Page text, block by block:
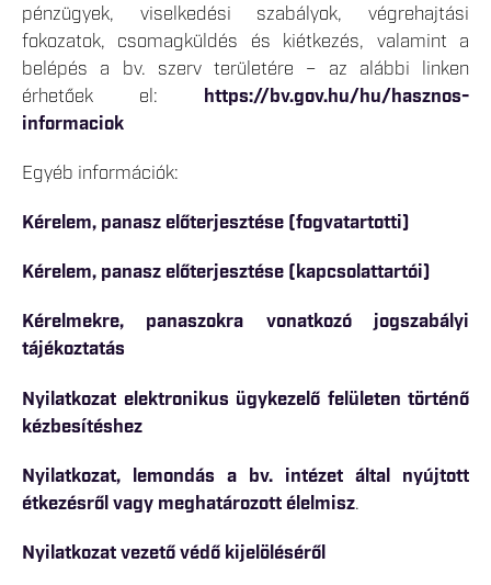
pénzügyek, viselkedési szabályok, végrehajtási
fokozatok, csomagküldés és kiétkezés, valamint a
belépés a bv. szerv területére – az alábbi linken
érhetőek el: https://bv.gov.hu/hu/hasznos-
informaciok
Egyéb információk:
Kérelem, panasz előterjesztése (fogvatartotti)
Kérelem, panasz előterjesztése (kapcsolattartói)
Kérelmekre, panaszokra vonatkozó jogszabályi
tájékoztatás
Nyilatkozat elektronikus ügykezelő felületen történő
kézbesítéshez
Nyilatkozat, lemondás a bv. intézet által nyújtott
étkezésről vagy meghatározott élelmisz.
Nyilatkozat vezető védő kijelöléséről